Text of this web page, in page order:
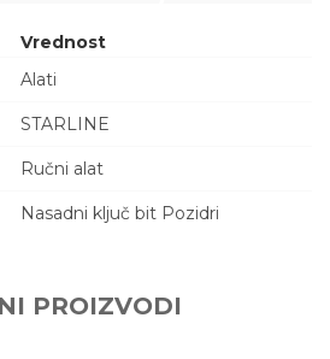
Vrednost
Alati
STARLINE
Ručni alat
Nasadni ključ bit Pozidri
PROIZVODI